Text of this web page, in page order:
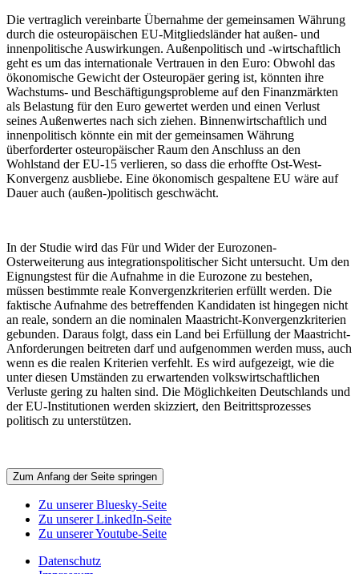
Die vertraglich vereinbarte Übernahme der gemeinsamen Währung
durch die osteuropäischen EU-Mitgliedsländer hat außen- und
innenpolitische Auswirkungen. Außenpolitisch und -wirtschaftlich
geht es um das internationale Vertrauen in den Euro: Obwohl das
ökonomische Gewicht der Osteuropäer gering ist, könnten ihre
Wachstums- und Beschäftigungsprobleme auf den Finanzmärkten
als Belastung für den Euro gewertet werden und einen Verlust
seines Außenwertes nach sich ziehen. Binnenwirtschaftlich und
innenpolitisch könnte ein mit der gemeinsamen Währung
überforderter osteuropäischer Raum den Anschluss an den
Wohlstand der EU-15 verlieren, so dass die erhoffte Ost-West-
Konvergenz ausbliebe. Eine ökonomisch gespaltene EU wäre auf
Dauer auch (außen-)politisch geschwächt.
In der Studie wird das Für und Wider der Eurozonen-
Osterweiterung aus integrationspolitischer Sicht untersucht. Um den
Eignungstest für die Aufnahme in die Eurozone zu bestehen,
müssen bestimmte reale Konvergenzkriterien erfüllt werden. Die
faktische Aufnahme des betreffenden Kandidaten ist hingegen nicht
an reale, sondern an die nominalen Maastricht-Konvergenzkriterien
gebunden. Daraus folgt, dass ein Land bei Erfüllung der Maastricht-
Anforderungen beitreten darf und aufgenommen werden muss, auch
wenn es die realen Kriterien verfehlt. Es wird aufgezeigt, wie die
unter diesen Umständen zu erwartenden volkswirtschaftlichen
Verluste gering zu halten sind. Die Möglichkeiten Deutschlands und
der EU-Institutionen werden skizziert, den Beitrittsprozesses
politisch zu unterstützen.
Zum Anfang der Seite springen
Zu unserer Bluesky-Seite
Zu unserer LinkedIn-Seite
Zu unserer Youtube-Seite
Datenschutz